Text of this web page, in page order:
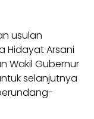
usulan
Arsani
Wakil Gubernur
selanjutnya